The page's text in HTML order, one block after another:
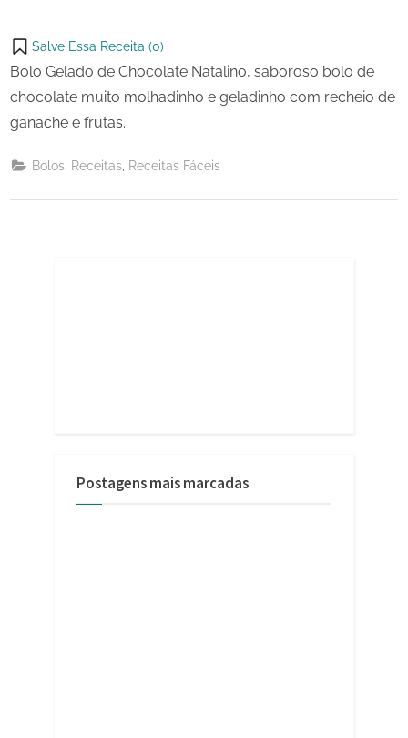
Salve Essa Receita (0)
Bolo Gelado de Chocolate Natalino, saboroso bolo de
chocolate muito molhadinho e geladinho com recheio de
ganache e frutas.
Bolos Receitas Receitas Fáceis
Postagens mais marcadas